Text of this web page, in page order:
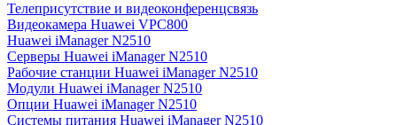
Телеприсутствие и видеоконференцсвязь
Видеокамера Huawei VPC800
Huawei iManager N2510
Серверы Huawei iManager N2510
Рабочие станции Huawei iManager N2510
Модули Huawei iManager N2510
Опции Huawei iManager N2510
Системы питания Huawei iManager N2510